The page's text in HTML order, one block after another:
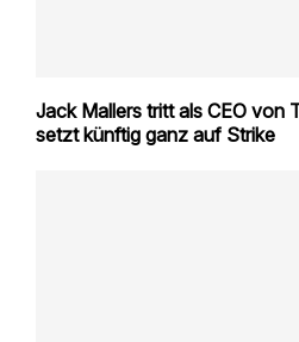
Jack Mallers tritt als CEO von
setzt künftig ganz auf Strike